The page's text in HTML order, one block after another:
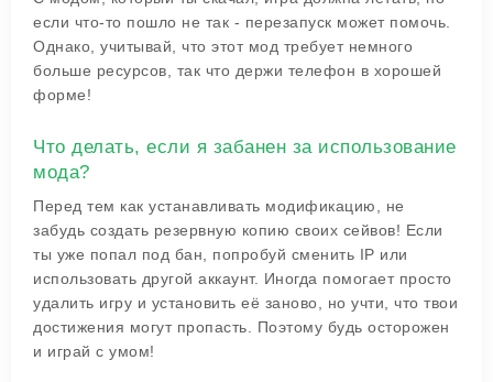
если что-то пошло не так - перезапуск может помочь.
Однако, учитывай, что этот мод требует немного
больше ресурсов, так что держи телефон в хорошей
форме!
Что делать, если я забанен за использование
мода?
Перед тем как устанавливать модификацию, не
забудь создать резервную копию своих сейвов! Если
ты уже попал под бан, попробуй сменить IP или
использовать другой аккаунт. Иногда помогает просто
удалить игру и установить её заново, но учти, что твои
достижения могут пропасть. Поэтому будь осторожен
и играй с умом!